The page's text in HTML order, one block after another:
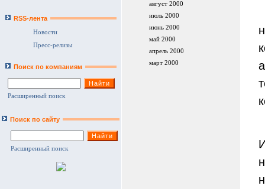
RSS-лента
Новости
Пресс-релизы
Поиск по компаниям
Расширенный поиск
Поиск по сайту
Расширенный поиск
август 2000
июль 2000
июнь 2000
май 2000
апрель 2000
март 2000